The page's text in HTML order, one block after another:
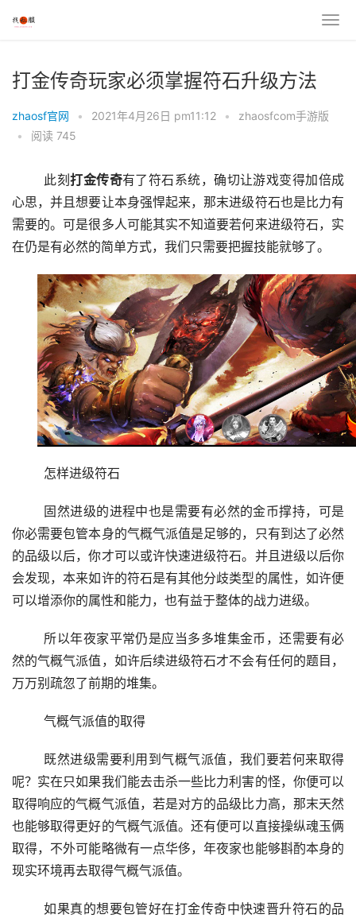
打金传奇玩家必须掌握符石升级方法
zhaosf官网 • 2021年4月26日 pm11:12 •
zhaosfcom手游版
•
阅读 745
	此刻
打金传奇有了符石系统，确切让游戏变得加倍成
心思，并且想要让本身强悍起来，那末进级符石也是比力有
需要的。可是很多人可能其实不知道要若何来进级符石，实
在仍是有必然的简单方式，我们只需要把握技能就够了。
	怎样进级符石
你必需要包管本身的气概气派值是足够的，只有到达了必然
的品级以后，你才可以或许快速进级符石。并且进级以后你
会发现，本来如许的符石是有其他分歧类型的属性，如许便
可以增添你的属性和能力，也有益于整体的战力进级。
然的气概气派值，如许后续进级符石才不会有任何的题目，
万万别疏忽了前期的堆集。
	气概气派值的取得
呢？实在只如果我们能去击杀一些比力利害的怪，你便可以
取得响应的气概气派值，若是对方的品级比力高，那末天然
也能够取得更好的气概气派值。还有便可以直接操纵魂玉俩
取得，不外可能略微有一点华侈，年夜家也能够斟酌本身的
现实环境再去取得气概气派值。
	如果真的想要包管好在打金传奇中快速晋升符石的品